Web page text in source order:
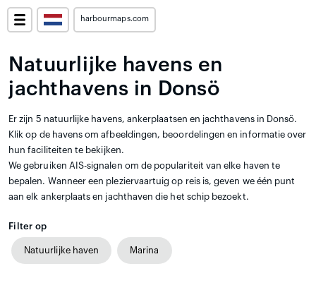
harbourmaps.com
Natuurlijke havens en
jachthavens in Donsö
Er zijn 5 natuurlijke havens, ankerplaatsen en jachthavens in Donsö.
Klik op de havens om afbeeldingen, beoordelingen en informatie over
hun faciliteiten te bekijken.
We gebruiken AIS-signalen om de populariteit van elke haven te
bepalen. Wanneer een pleziervaartuig op reis is, geven we één punt
aan elk ankerplaats en jachthaven die het schip bezoekt.
Filter op
Natuurlijke haven Marina